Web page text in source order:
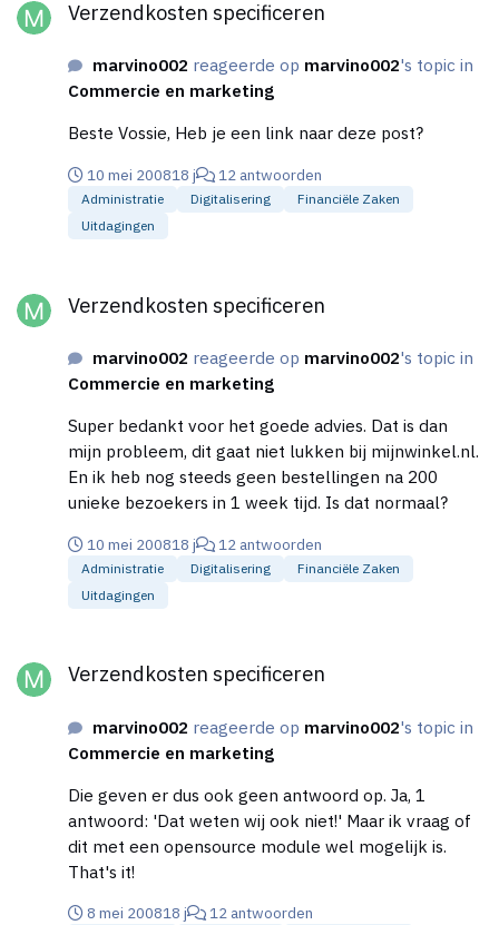
naar mijn wens. Zo is de SEO niet goed met dit
zoekmachines kan koppelen. Daarbij kan ik niet
rechtstreeks naar het product koppelen vanuit
Google Adwords. Doe ik dit wel, dan zijn mijn
deelvensters niet meer te zien. Daar stoor ik mij
gigantisch aan!
Verzendkosten specificeren
marvino002 reageerde op marvino002's topic in
Commercie en marketing
Beste Vossie, Heb je een link naar deze post?
10 mei 200818 j 12 antwoorden
Administratie Digitalisering
Financiële Zaken
Uitdagingen
Verzendkosten specificeren
marvino002 reageerde op marvino002's topic in
Commercie en marketing
Super bedankt voor het goede advies. Dat is dan
mijn probleem, dit gaat niet lukken bij mijnwinkel.nl.
En ik heb nog steeds geen bestellingen na 200
unieke bezoekers in 1 week tijd. Is dat normaal?
10 mei 200818 j 12 antwoorden
Administratie Digitalisering
Financiële Zaken
Uitdagingen
Verzendkosten specificeren
marvino002 reageerde op marvino002's topic in
Commercie en marketing
Die geven er dus ook geen antwoord op. Ja, 1
antwoord: 'Dat weten wij ook niet!' Maar ik vraag of
dit met een opensource module wel mogelijk is.
That's it!
8 mei 200818 j 12 antwoorden